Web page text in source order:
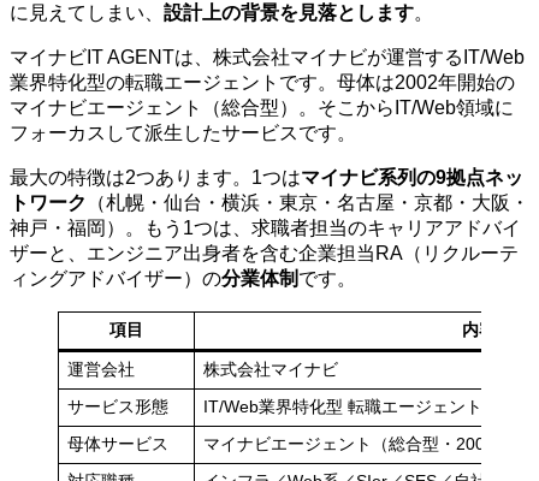
に見えてしまい、 設計上の背景を見落とします。
マイナビIT AGENTは、株式会社マイナビが運営するIT/Web
業界特化型の転職エージェントです。母体は2002年開始の
マイナビエージェント（総合型）。そこからIT/Web領域に
フォーカスして派生したサービスです。
最大の特徴は2つあります。1つはマイナビ系列の9拠点ネッ
トワーク
（札幌・仙台・横浜・東京・名古屋・京都・大阪・
神戸・福岡）。もう1つは、求職者担当のキャリアアドバイ
ザーと、エンジニア出身者を含む企業担当RA（リクルーテ
ィングアドバイザー）の分業体制 です。
項目 内容
運営会社 株式会社マイナビ
サービス形態 IT/Web業界特化型 転職エージェント
母体サービス マイナビエージェント（総合型・2002年開